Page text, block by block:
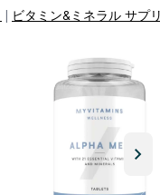
ビタミン&ミネラル サプ